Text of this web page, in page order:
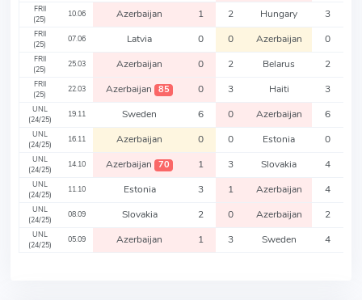
FRII
(25)
10.06 Azerbaijan 1 2 Hungary 3
FRII
(25)
07.06 Latvia 0 0 Azerbaijan 0
FRII
(25)
25.03 Azerbaijan 0 2 Belarus 2
FRII
(25)
22.03 Azerbaijan 85 0 3 Haiti 3
UNL
(24/25)
19.11 Sweden 6 0 Azerbaijan 6
UNL
(24/25)
16.11 Azerbaijan 0 0 Estonia 0
UNL
(24/25)
14.10 Azerbaijan 70 1 3 Slovakia 4
UNL
(24/25)
11.10 Estonia 3 1 Azerbaijan 4
UNL
(24/25)
08.09 Slovakia 2 0 Azerbaijan 2
UNL
(24/25)
05.09 Azerbaijan 1 3 Sweden 4